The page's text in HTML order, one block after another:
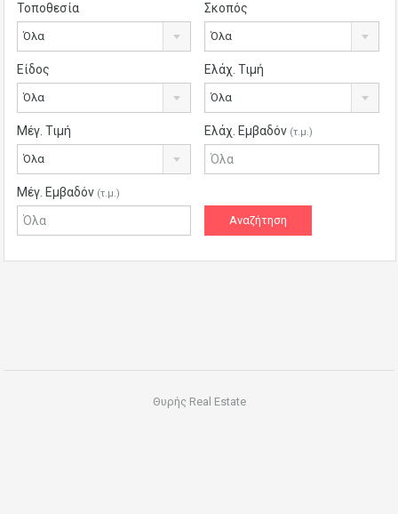
Τοποθεσία
Όλα
Σκοπός
Όλα
Είδος
Όλα
Ελάχ. Τιμή
Όλα
Μέγ. Τιμή
Όλα
Ελάχ. Εμβαδόν (τ.μ.)
Μέγ. Εμβαδόν (τ.μ.)
Θυρής Real Estate